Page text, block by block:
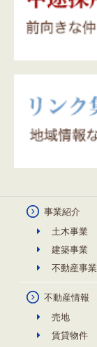
事業紹介
土木事業
建築事業
不動産事業
不動産情報
売地
賃貸物件